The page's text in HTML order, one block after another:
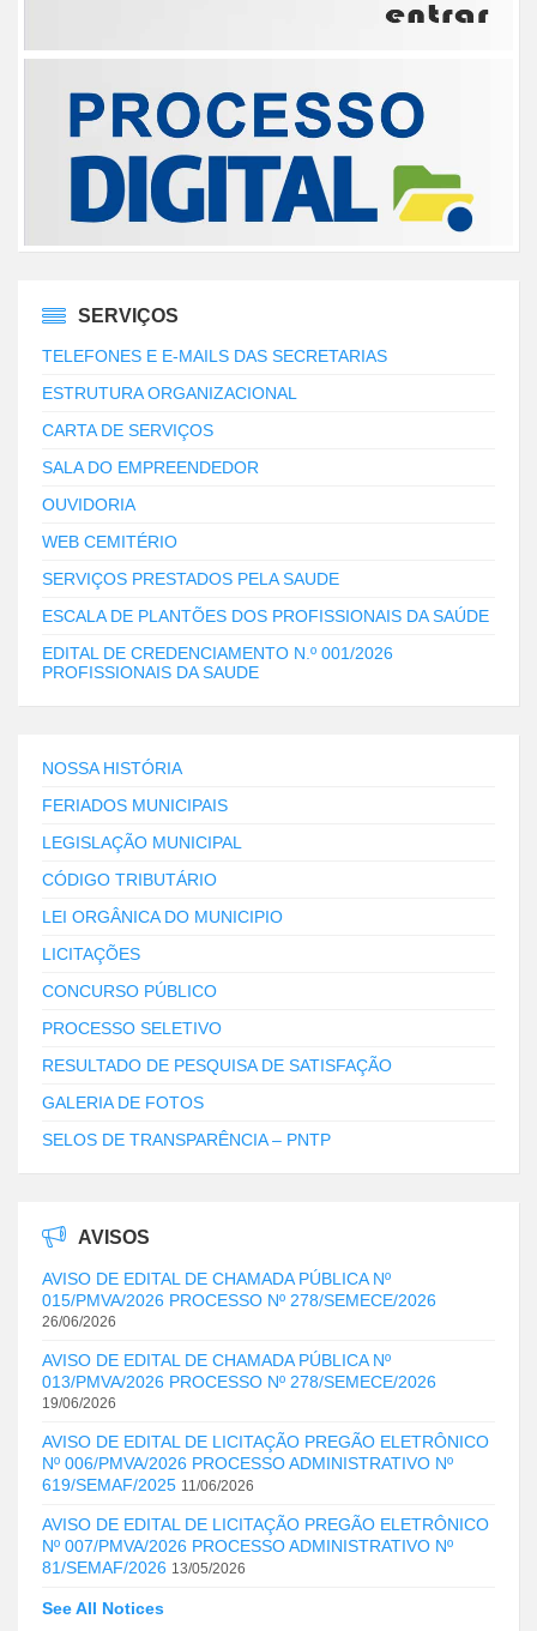
SERVIÇOS
TELEFONES E E-MAILS DAS SECRETARIAS
ESTRUTURA ORGANIZACIONAL
CARTA DE SERVIÇOS
SALA DO EMPREENDEDOR
OUVIDORIA
WEB CEMITÉRIO
SERVIÇOS PRESTADOS PELA SAUDE
ESCALA DE PLANTÕES DOS PROFISSIONAIS DA SAÚDE
EDITAL DE CREDENCIAMENTO N.º 001/2026
PROFISSIONAIS DA SAUDE
NOSSA HISTÓRIA
FERIADOS MUNICIPAIS
LEGISLAÇÃO MUNICIPAL
CÓDIGO TRIBUTÁRIO
LEI ORGÂNICA DO MUNICIPIO
LICITAÇÕES
CONCURSO PÚBLICO
PROCESSO SELETIVO
RESULTADO DE PESQUISA DE SATISFAÇÃO
GALERIA DE FOTOS
SELOS DE TRANSPARÊNCIA – PNTP
AVISOS
AVISO DE EDITAL DE CHAMADA PÚBLICA Nº
015/PMVA/2026 PROCESSO Nº 278/SEMECE/2026
26/06/2026
AVISO DE EDITAL DE CHAMADA PÚBLICA Nº
013/PMVA/2026 PROCESSO Nº 278/SEMECE/2026
19/06/2026
AVISO DE EDITAL DE LICITAÇÃO PREGÃO ELETRÔNICO
Nº 006/PMVA/2026 PROCESSO ADMINISTRATIVO Nº
619/SEMAF/2025 11/06/2026
AVISO DE EDITAL DE LICITAÇÃO PREGÃO ELETRÔNICO
Nº 007/PMVA/2026 PROCESSO ADMINISTRATIVO Nº
81/SEMAF/2026 13/05/2026
See All Notices